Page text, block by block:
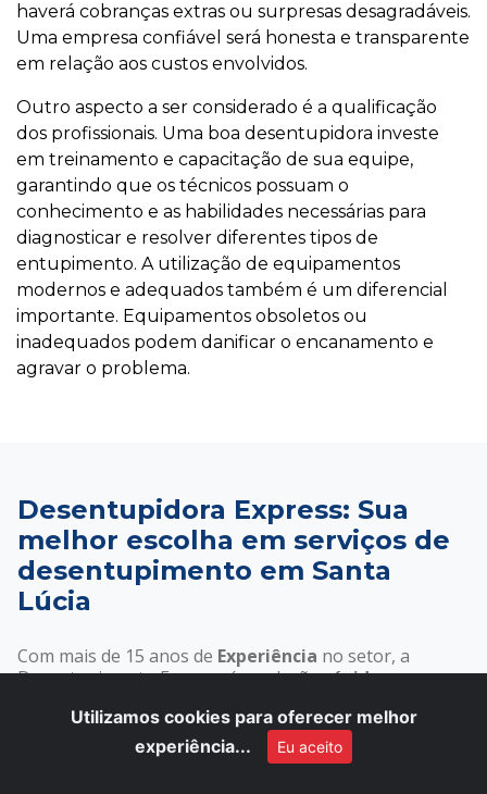
haverá cobranças extras ou surpresas desagradáveis.
Uma empresa confiável será honesta e transparente
em relação aos custos envolvidos.
Outro aspecto a ser considerado é a qualificação
dos profissionais. Uma boa desentupidora investe
em treinamento e capacitação de sua equipe,
garantindo que os técnicos possuam o
conhecimento e as habilidades necessárias para
diagnosticar e resolver diferentes tipos de
entupimento. A utilização de equipamentos
modernos e adequados também é um diferencial
importante. Equipamentos obsoletos ou
inadequados podem danificar o encanamento e
agravar o problema.
Desentupidora Express: Sua
melhor escolha em serviços de
desentupimento em Santa
Lúcia
Com mais de 15 anos de Experiência no setor, a
Desentupimento Express é a soluçãorápida e
Santa Lúcia. Atendemos24 horaspor dia, 7 dias
por semana, garantindo que sua casa ou empresa
esteja sempre protegida contra entupimentos e
Utilizamos cookies para oferecer melhor
experiência...
Eu aceito